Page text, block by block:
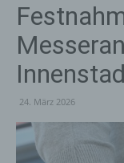
24. März 2026